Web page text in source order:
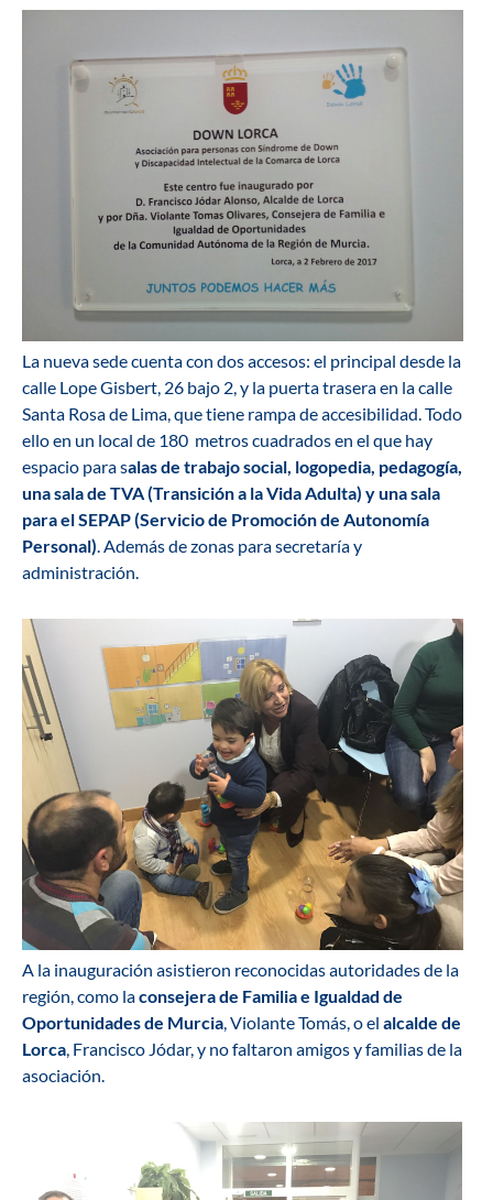
La nueva sede cuenta con dos accesos: el principal desde la
calle Lope Gisbert, 26 bajo 2, y la puerta trasera en la calle
Santa Rosa de Lima, que tiene rampa de accesibilidad. Todo
ello en un local de 180 metros cuadrados en el que hay
espacio para salas de trabajo social, logopedia, pedagogía,
una sala de TVA (Transición a la Vida Adulta) y una sala
para el SEPAP (Servicio de Promoción de Autonomía
Personal). Además de zonas para secretaría y
administración.
A la inauguración asistieron reconocidas autoridades de la
región, como laconsejera de Familia e Igualdad de
Oportunidades de Murcia, Violante Tomás, o el alcalde de
Lorca, Francisco Jódar, y no faltaron amigos y familias de la
asociación.